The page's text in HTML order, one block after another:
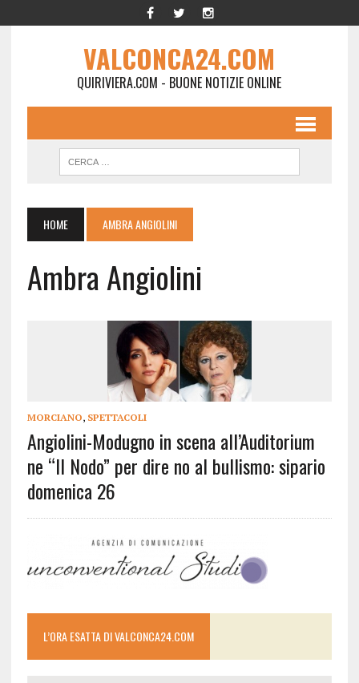
VALCONCA24.COM
QUIRIVIERA.COM - BUONE NOTIZIE ONLINE
HOME AMBRA ANGIOLINI
Ambra Angiolini
MORCIANO, SPETTACOLI
Angiolini-Modugno in scena all’Auditorium
ne “Il Nodo” per dire no al bullismo: sipario
domenica 26
L’ORA ESATTA DI VALCONCA24.COM